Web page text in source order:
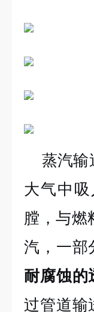
蒸汽输
大气中
膛，与燃
汽，一部
耐腐蚀的
过管道输